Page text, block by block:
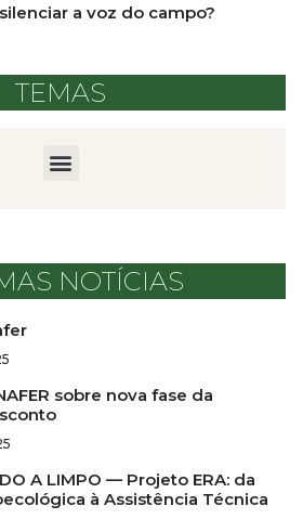
a voz do campo?
TEMAS
NOTÍCIAS
sobre nova fase da
A LIMPO — Projeto ERA: da
à Assistência Técnica